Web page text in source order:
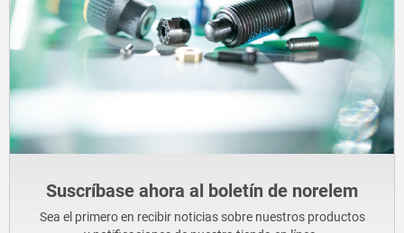
Suscríbase ahora al boletín de norelem
Sea el primero en recibir noticias sobre nuestros productos